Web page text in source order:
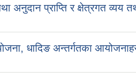
प्राप्ति र क्षेत्रगत व्यय
धादिङ अन्तर्गतका